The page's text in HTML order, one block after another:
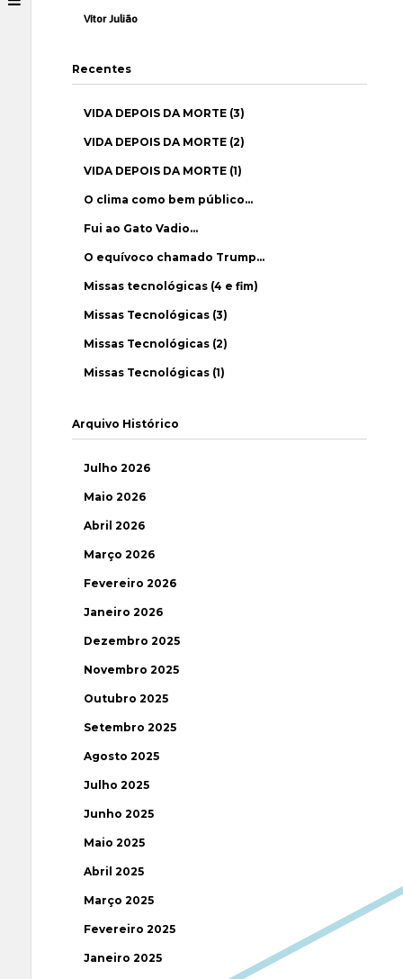
Vítor Julião
Recentes
VIDA DEPOIS DA MORTE (3)
VIDA DEPOIS DA MORTE (2)
VIDA DEPOIS DA MORTE (1)
O clima como bem público…
Fui ao Gato Vadio…
O equívoco chamado Trump…
Missas tecnológicas (4 e fim)
Missas Tecnológicas (3)
Missas Tecnológicas (2)
Missas Tecnológicas (1)
Arquivo Histórico
Julho 2026
Maio 2026
Abril 2026
Março 2026
Fevereiro 2026
Janeiro 2026
Dezembro 2025
Novembro 2025
Outubro 2025
Setembro 2025
Agosto 2025
Julho 2025
Junho 2025
Maio 2025
Abril 2025
Março 2025
Fevereiro 2025
Janeiro 2025